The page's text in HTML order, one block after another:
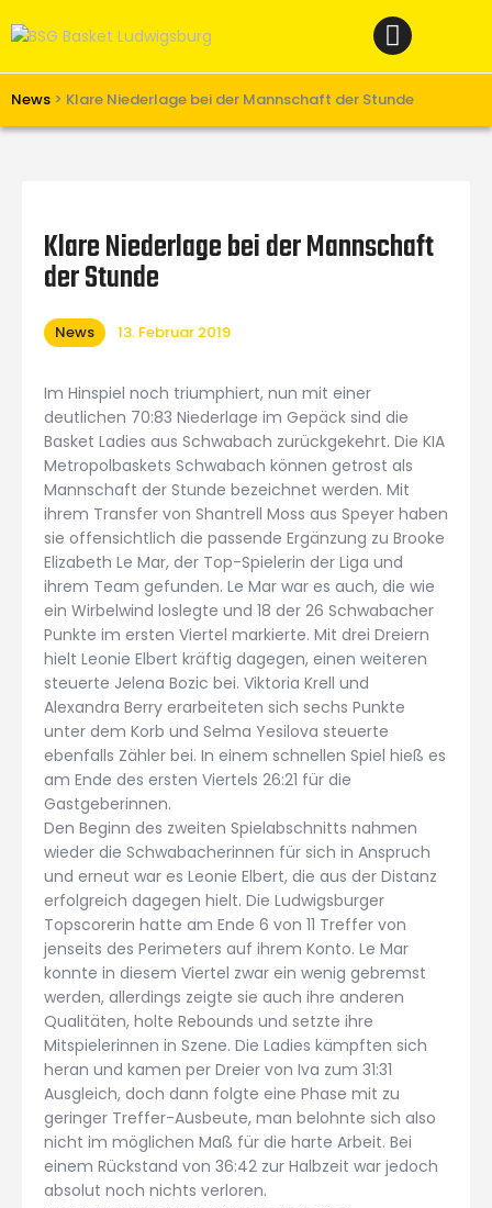
News > Klare Niederlage bei der Mannschaft der Stunde
Verein
Unterstützen
Klare Niederlage bei der Mannschaft
der Stunde
News 13. Februar 2019
Im Hinspiel noch triumphiert, nun mit einer
deutlichen 70:83 Niederlage im Gepäck sind die
Basket Ladies aus Schwabach zurückgekehrt. Die KIA
Metropolbaskets Schwabach können getrost als
Mannschaft der Stunde bezeichnet werden. Mit
ihrem Transfer von Shantrell Moss aus Speyer haben
sie offensichtlich die passende Ergänzung zu Brooke
Elizabeth Le Mar, der Top-Spielerin der Liga und
ihrem Team gefunden. Le Mar war es auch, die wie
ein Wirbelwind loslegte und 18 der 26 Schwabacher
Punkte im ersten Viertel markierte. Mit drei Dreiern
hielt Leonie Elbert kräftig dagegen, einen weiteren
steuerte Jelena Bozic bei. Viktoria Krell und
Alexandra Berry erarbeiteten sich sechs Punkte
unter dem Korb und Selma Yesilova steuerte
ebenfalls Zähler bei. In einem schnellen Spiel hieß es
am Ende des ersten Viertels 26:21 für die
Gastgeberinnen.
Den Beginn des zweiten Spielabschnitts nahmen
wieder die Schwabacherinnen für sich in Anspruch
und erneut war es Leonie Elbert, die aus der Distanz
erfolgreich dagegen hielt. Die Ludwigsburger
Topscorerin hatte am Ende 6 von 11 Treffer von
jenseits des Perimeters auf ihrem Konto. Le Mar
konnte in diesem Viertel zwar ein wenig gebremst
werden, allerdings zeigte sie auch ihre anderen
Qualitäten, holte Rebounds und setzte ihre
Mitspielerinnen in Szene. Die Ladies kämpften sich
heran und kamen per Dreier von Iva zum 31:31
Ausgleich, doch dann folgte eine Phase mit zu
geringer Treffer-Ausbeute, man belohnte sich also
nicht im möglichen Maß für die harte Arbeit. Bei
einem Rückstand von 36:42 zur Halbzeit war jedoch
absolut noch nichts verloren.